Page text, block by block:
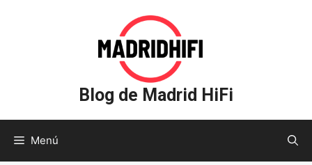
Blog de Madrid HiFi
Menú